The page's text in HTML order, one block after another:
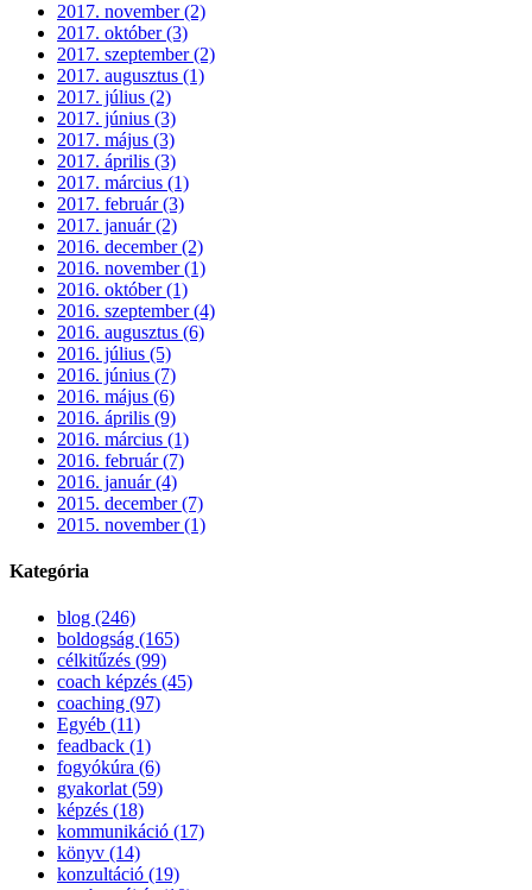
2017. november (2)
2017. október (3)
2017. szeptember (2)
2017. augusztus (1)
2017. július (2)
2017. június (3)
2017. május (3)
2017. április (3)
2017. március (1)
2017. február (3)
2017. január (2)
2016. december (2)
2016. november (1)
2016. október (1)
2016. szeptember (4)
2016. augusztus (6)
2016. július (5)
2016. június (7)
2016. május (6)
2016. április (9)
2016. március (1)
2016. február (7)
2016. január (4)
2015. december (7)
2015. november (1)
Kategória
blog (246)
boldogság (165)
célkitűzés (99)
coach képzés (45)
coaching (97)
Egyéb (11)
feadback (1)
fogyókúra (6)
gyakorlat (59)
képzés (18)
kommunikáció (17)
könyv (14)
konzultáció (19)